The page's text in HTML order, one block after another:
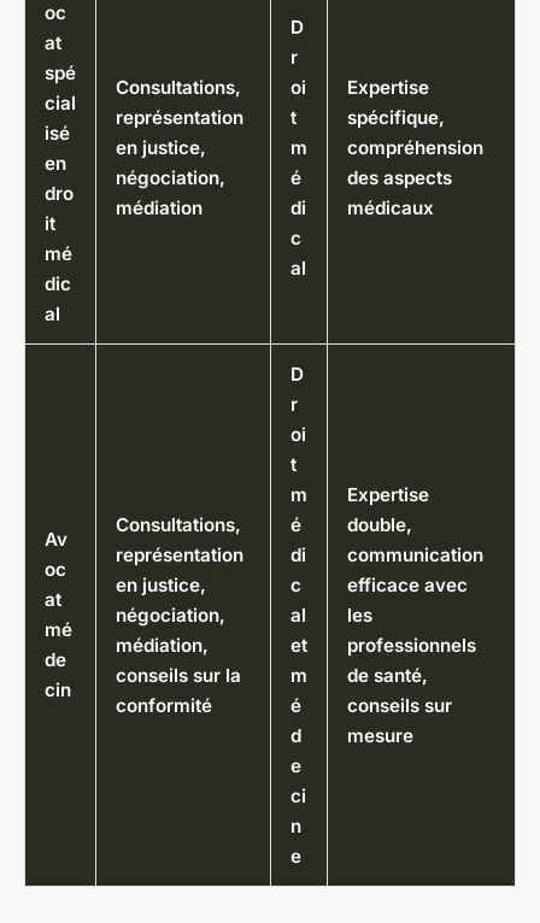
oc
at
spé
cial
isé
en
dro
it
mé
dic
al
Consultations,
représentation
en justice,
négociation,
médiation
D
r
oi
t
m
é
di
c
al
Expertise
spécifique,
compréhension
des aspects
médicaux
Av
oc
at
mé
de
cin
Consultations,
représentation
en justice,
négociation,
médiation,
conseils sur la
conformité
D
r
oi
t
m
é
di
c
al
et
m
é
d
e
ci
n
e
Expertise
double,
communication
efficace avec
les
professionnels
de santé,
conseils sur
mesure